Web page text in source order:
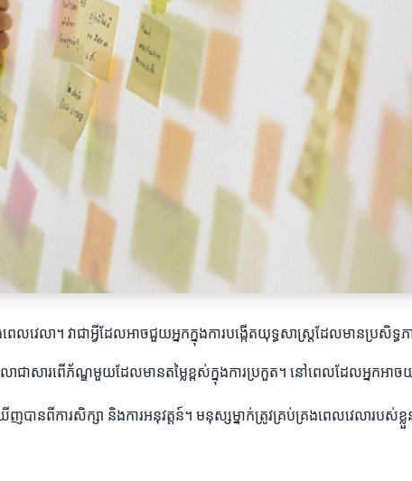
វេលា។ វាជាអ្វីដែលអាចជួយអ្នកក្នុងការបង្កើតយុទ្ធសាស្ត្រដែលមានប្រសិទ្ធ
ាជាសារពើភ័ណ្ឌមួយដែលមានតម្លៃខ្ពស់ក្នុងការប្រកួត។ នៅពេលដែលអ្នកអា
ានពីការសិក្សា និងការអនុវត្តន៍។ មនុស្សម្នាក់ត្រូវគ្រប់គ្រងពេលវេលារបស់ខ្លួន